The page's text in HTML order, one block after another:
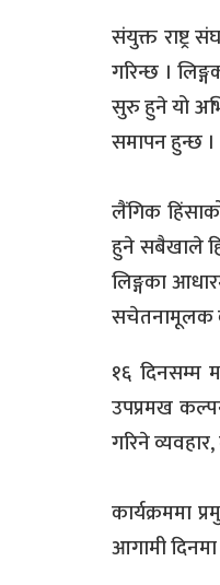
संयुक्त राष्ट्र
गरिन्छ ।
सुरु हुने यो
समापन हुन्छ ।
लैंगिक
हुने सबैखाले
लिङ्गका
सचेतनामूलक
१६ दिनसम्म
उपप्रमख
गरिने
कार्यक्रममा
आगामी